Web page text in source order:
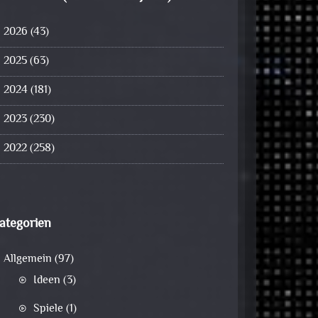
2026 (43)
2025(63)
2024(181)
2023(230)
2022(258)
Allgemein (97)
Ideen (3)
Spiele (1)